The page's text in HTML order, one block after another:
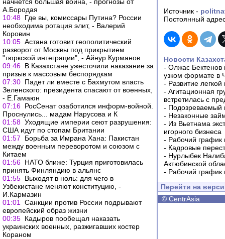
А.Бородая
10:48 Где вы, комиссары Путина? России
необходима ротация элит, - Валерий
Коровин
10:05 Астана готовит геополитический
разворот от Москвы под прикрытием
"тюркской интеграции", - Айнур Курманов
09:46 В Казахстане ужесточили наказание за
призыв к массовым беспорядкам
07:30 Падет ли вместе с Бахмутом власть
Зеленского: президента спасают от военных,
- Е.Гамаюн
07:16 РосСенат озаботился информ-войной.
Проснулись... мадам Нарусова и К
01:58 Уходящие империи сеют разрушения:
США идут по стопам Британии
01:57
Борьба за Имрана Хана: Пакистан
между военным переворотом и союзом с
Китаем
01:56 НАТО ближе: Турция приготовилась
принять Финляндию в альянс
01:55 Выходят в ноль: для чего в
Узбекистане меняют конституцию, -
И.Кармазин
01:01
Санкции против России подрывают
европейский образ жизни
00:35 Кадыров пообещал наказать
украинских военных, разжигавших костер
Кораном
Источник -
Постоянный
Новости
- Олжас Бектенов
узком формате в
- Развитие
- Агитационная
встретилась с
- Подозреваемый
- Незаконные
- Из Вьетнама
игорного бизнеса
- Рабочий график
- Кадровые
- Нурлыбек
Актюбинской
- Рабочий график
Перейти на
© CentrAsia